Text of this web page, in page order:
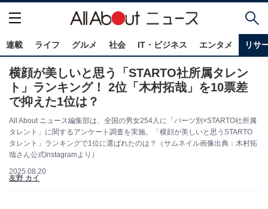
連載 ライフ グルメ 社会 IT・ビジネス エンタメ リサ
横顔が美しいと思う「STARTO社所属タレン
ト」ランキング！ 2位「木村拓哉」を10票差
で抑えた1位は？
All About ニュース編集部は、全国の男女254人に「パーツ別×STARTO社所属
タレント」に関するアンケート調査を実施。「横顔が美しいと思うSTARTO
タレント」ランキングで1位に選ばれたのは？（サムネイル画像出典：木村拓
哉さん公式Instagramより）
2025.08.20
友野 カイ